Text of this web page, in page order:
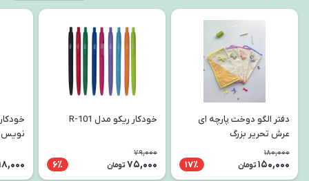
دفتر الگو دوخت پارچه ای
عرش تحریر بزرگ
180,000
150,000 تومان 17٪
خودکار ریکو مدل R-101
79,000
75,000 تومان 6٪
نویس